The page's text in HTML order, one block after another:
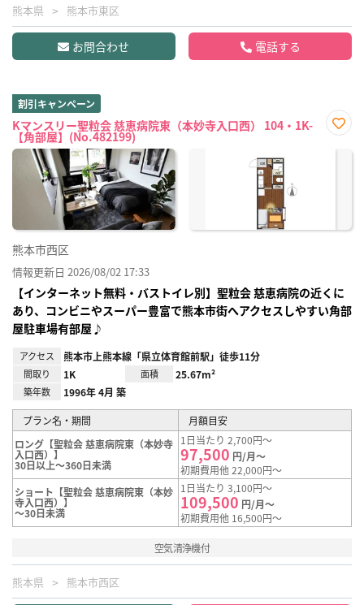
熊本県 熊本市東区
お問合わせ 電話する
割引キャンペーン
Kマンスリー聖粒会 慈恵病院東（本妙寺入口西） 104・1K-
【角部屋】(No.482199)
に入
熊本市西区
情報更新日 2026/08/02 17:33
【インターネット無料・バストイレ別】聖粒会 慈恵病院の近くに
あり、コンビニやスーパー豊富で熊本市街へアクセスしやすい角部
屋駐車場有部屋♪
アクセス 熊本市上熊本線「県立体育館前駅」徒歩11分
間取り 1K 面積 25.67m²
築年数 1996年 4月 築
プラン名・期間
月額目安
ロング【聖粒会 慈恵病院東（本妙寺
入口西）】
30日以上～360日未満
1日当たり 2,700円～
97,500 円/月～
初期費用他 22,000円～
ショート【聖粒会 慈恵病院東（本妙
寺入口西）】
～30日未満
1日当たり 3,100円～
109,500 円/月～
初期費用他 16,500円～
空気清浄機付
熊本県 熊本市西区